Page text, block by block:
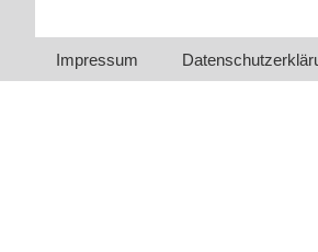
Impressum